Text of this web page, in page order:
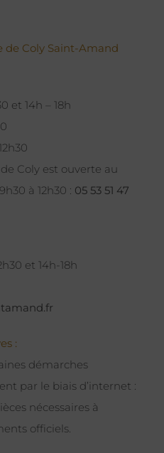
de Coly Saint-Amand
et 14h – 18h
Coly est ouverte au
à 12h30 : 05 53 51 47
et 14h-18h
:
démarches
par le biais d’internet :
nécessaires à
officiels.